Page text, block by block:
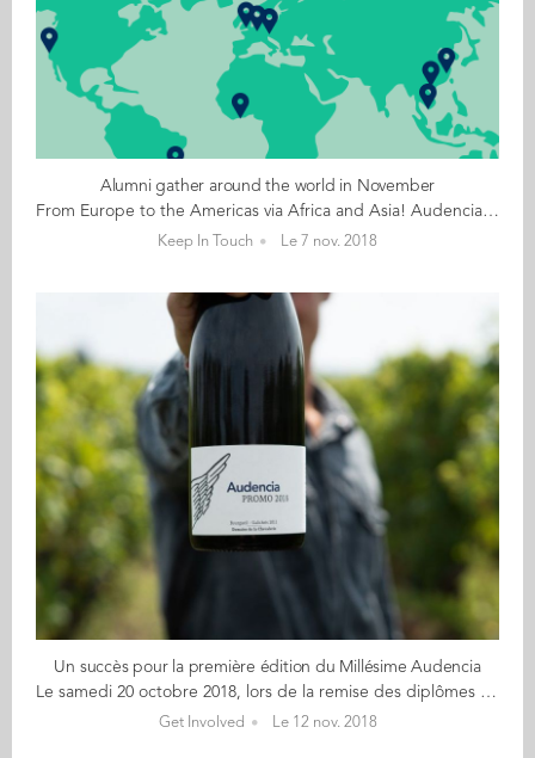
Alumni gather around the world in November
From Europe to the Americas via Africa and Asia! Audencia alumni have been busy organising events around the world in November. These events are generally informal gatherings that take place on a regular basis or are organised to coincide with the visit of an Audencia professor or member of staff. Alumni and students from all Audencia programmes are welcome to join Catch up with fellow classmates but also make new friends They can be organised by ambassadors or autonomously by an alum if the city doesn't have an ambassador 9 gatherings will take place in the coming weeks: London on 8 November Hong Kong on 15 November San Francisco on 15 November Hanoi on 18 November Vienna on 20 November Ho Chi Minh City on 25 November Rio de Janeiro on 28 November Abidjan on 29 November And, Munich on 3 December. A huge thank you to all those busy ambassadors, alumni and faculty who have made these gatherings possible! If you want to organise an alumni gathering in your city, drop a line to Katie Francois.
Keep In Touch Le 7 nov. 2018
Un succès pour la première édition du Millésime Audencia
Le samedi 20 octobre 2018, lors de la remise des diplômes de la promotion Grande École 2018, a été distribuée la première édition de la cuvée de promotion Audencia. Un Millésime Audencia qui a impulsé une nouvelle dynamique pour le fonds Class Gift de la Fondation de l'école. L'idée de ce Millésime est née de l'envie de laisser un souvenir de cette journée si particulière et des belles années passées à l'École. La Fondation Audencia a ainsi choisi de soutenir le projet de Florentin Cugnot (GE 19) et Valentin Bros (GE19). Ces deux étudiants entrepreneurs ont fondé Monsieur W, entreprise spécialisée dans la sélection et l'achat de vin pour les grands événements et dans la conception d'étiquettes sur-mesure. C'est le Domaine de la Chevalerie qui a été retenu pour ce Millésime Audencia. Situé à Bourgueil, il se distingue par une histoire de plus de 400 ans et son affirmation pionnière pour la culture biodynamique. Pour une bouteille achetée 5€ étaient reversés à la Fondation Audencia et son fonds Class Gift, pour le financement de projets entrepreneuriaux et associatifs portés par les étudiants de l'école. Cela permet de tisser des liens entre les différentes promotions, puisque grâce au fonds, la promotion sortante finance les projets des promotions suivantes. Les diplômés du programme Grande École 2018 ont ainsi été les premiers à pouvoir s'offrir leur cuvée de promotion le 20 octobre, et ainsi participer au développement du fonds Class Gift. L'opération a été un succès et l'intégralité de la cuvée a été distribuée pendant la cérémonie. Un grand bravo à Florentin et Valentin, et bien sûr un grand bravo à tous nos diplômés GE18 !
Get Involved Le 12 nov. 2018